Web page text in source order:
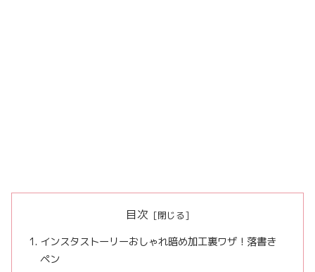
目次
インスタストーリーおしゃれ暗め加工裏ワザ！落書き
ペン